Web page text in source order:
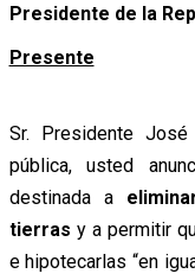
Presidente de la
Presente
Sr. Presidente
pública, usted
destinada a
tierras y a permitir
e hipotecarlas “en